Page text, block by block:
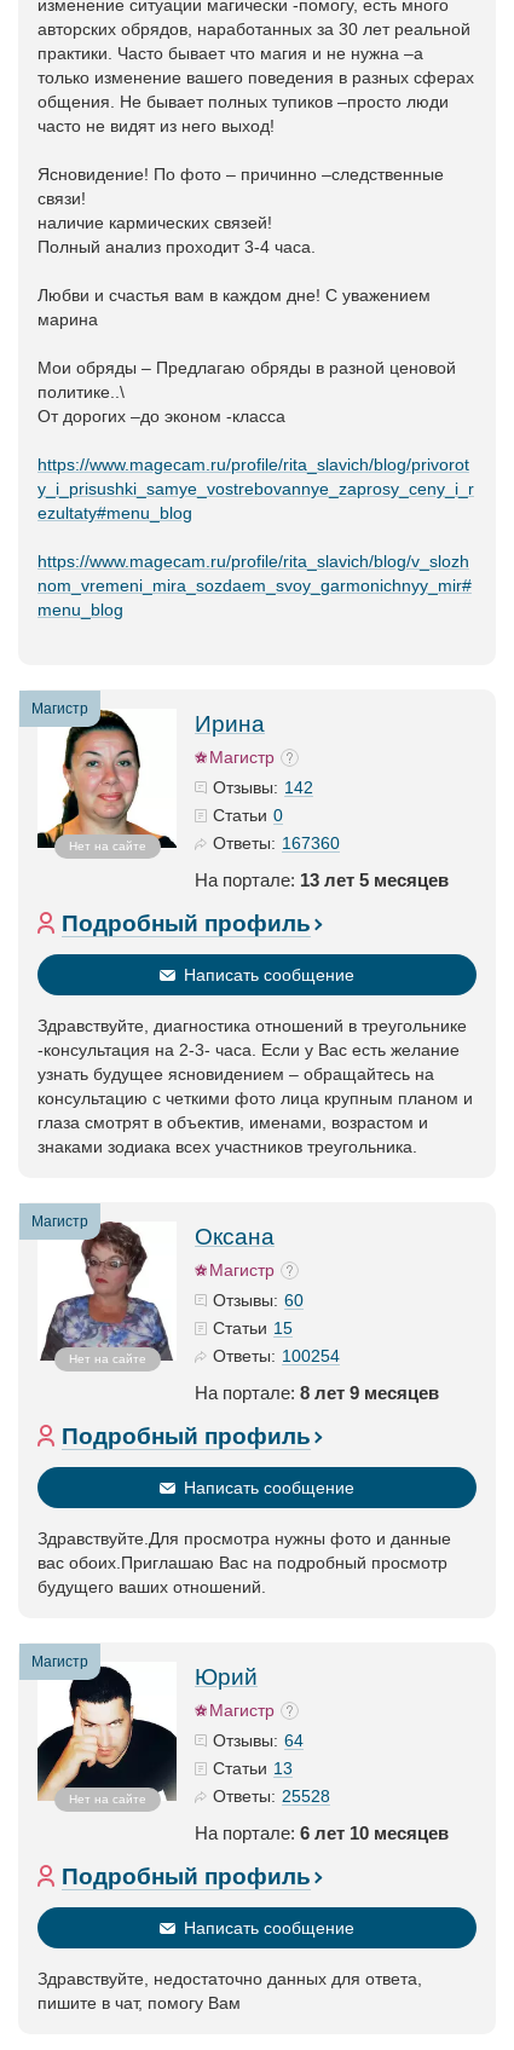
изменение ситуации магически -помогу, есть много
авторских обрядов, наработанных за 30 лет реальной
практики. Часто бывает что магия и не нужна –а
только изменение вашего поведения в разных сферах
общения. Не бывает полных тупиков –просто люди
часто не видят из него выход!
Ясновидение! По фото – причинно –следственные
связи!
наличие кармических связей!
Полный анализ проходит 3-4 часа.
Любви и счастья вам в каждом дне! С уважением
марина
Мои обряды – Предлагаю обряды в разной ценовой
политике..\
От дорогих –до эконом -класса
https://www.magecam.ru/profile/rita_slavich/blog/privorot
y_i_prisushki_samye_vostrebovannye_zaprosy_ceny_i_r
ezultaty#menu_blog
https://www.magecam.ru/profile/rita_slavich/blog/v_slozh
nom_vremeni_mira_sozdaem_svoy_garmonichnyy_mir#
menu_blog
Магистр
Нет на сайте
Ирина
Магистр
Отзывы: 142
Статьи 0
Ответы: 167360
На портале: 13 лет 5 месяцев
Подробный профиль
Написать сообщение
Здравствуйте, диагностика отношений в треугольнике
-консультация на 2-3- часа. Если у Вас есть желание
узнать будущее ясновидением – обращайтесь на
консультацию с четкими фото лица крупным планом и
глаза смотрят в объектив, именами, возрастом и
знаками зодиака всех участников треугольника.
Магистр
Нет на сайте
Оксана
Магистр
Отзывы: 60
Статьи 15
Ответы: 100254
На портале: 8 лет 9 месяцев
Подробный профиль
Написать сообщение
Здравствуйте.Для просмотра нужны фото и данные
вас обоих.Приглашаю Вас на подробный просмотр
будущего ваших отношений.
Магистр
Нет на сайте
Юрий
Магистр
Отзывы: 64
Статьи 13
Ответы: 25528
На портале: 6 лет 10 месяцев
Подробный профиль
Написать сообщение
Здравствуйте, недостаточно данных для ответа,
пишите в чат, помогу Вам